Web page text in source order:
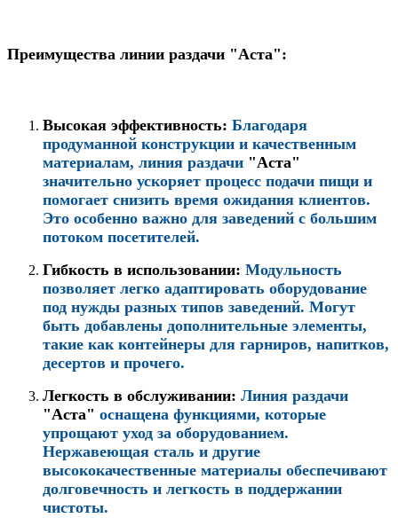
Преимущества линии раздачи "Аста":
Высокая эффективность: Благодаря
продуманной конструкции и качественным
материалам, линия раздачи "Аста"
значительно ускоряет процесс подачи пищи и
помогает снизить время ожидания клиентов.
Это особенно важно для заведений с большим
потоком посетителей.
Гибкость в использовании: Модульность
позволяет легко адаптировать оборудование
под нужды разных типов заведений. Могут
быть добавлены дополнительные элементы,
такие как контейнеры для гарниров, напитков,
десертов и прочего.
Легкость в обслуживании: Линия раздачи
"Аста" оснащена функциями, которые
упрощают уход за оборудованием.
Нержавеющая сталь и другие
высококачественные материалы обеспечивают
долговечность и легкость в поддержании
чистоты.